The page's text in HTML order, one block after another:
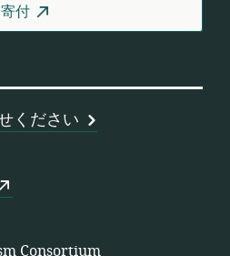
合
寄付
ください